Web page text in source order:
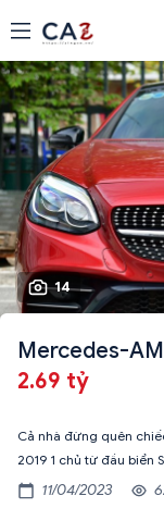
14
Mercedes-
2.69 tỷ
Cả nhà đừng quên
2019 1 chủ từ đầu biển
11/04/2023